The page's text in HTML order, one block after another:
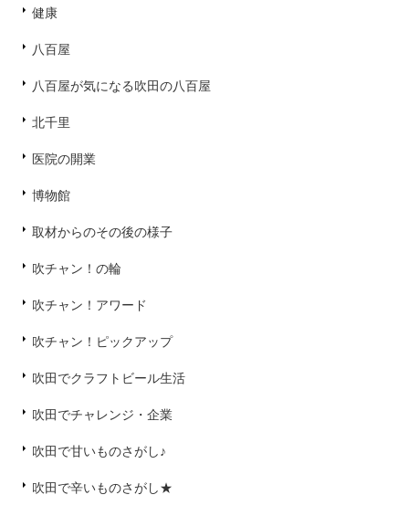
健康
八百屋
八百屋が気になる吹田の八百屋
北千里
医院の開業
博物館
取材からのその後の様子
吹チャン！の輪
吹チャン！アワード
吹チャン！ピックアップ
吹田でクラフトビール生活
吹田でチャレンジ・企業
吹田で甘いものさがし♪
吹田で辛いものさがし★